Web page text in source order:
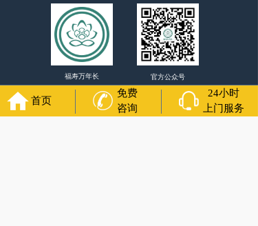
福寿万年长 官方公众号
400-000-1116
首页
免费
咨询
24小时
上门服务